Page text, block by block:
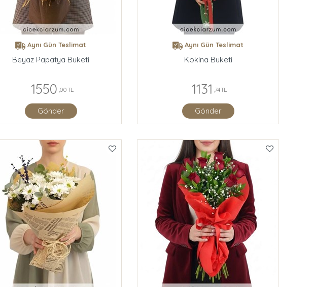
Aynı Gün Teslimat
Beyaz Papatya Buketi
1550 ,00 TL
Gönder
Aynı Gün Teslimat
Kokina Buketi
1131 ,74 TL
Gönder